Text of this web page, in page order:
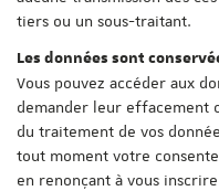
tiers ou un sous-traitant.
Les données sont
Vous pouvez accéder aux
demander leur effacement
du traitement de vos
tout moment votre
en renonçant à vous